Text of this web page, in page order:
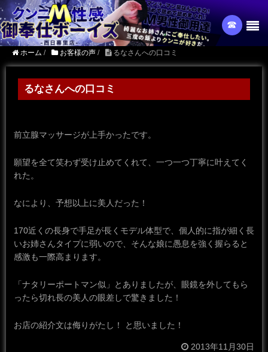
☎︎
ホーム / お客様の声 / るなさんへの口コミ
るなさんへの口コミ
前立腺マッサージが上手かったです。
願望を全て笑わず受け止めてくれて、一つ一つ丁寧に叶えてく
れた。
なにより、予想以上に美人だった！
170近くの長身で手足が長くモデル体型で、個人的に指が細く長
いお姉さんタイプに弱いので、そんな娘に愚息を強く握らると
感激も一際高まります。
「ナタリーポートマン似」とありましたが、眼鏡を外してもら
ったら切れ長の美人の眼差しで驚きました！
お店の紹介文は侮りがたし！ と思いました！
2013年11月30日